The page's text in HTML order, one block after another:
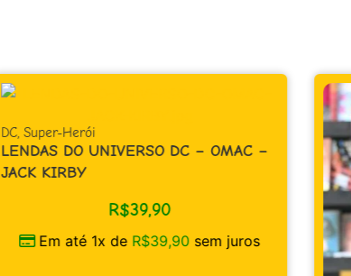
DC, Super-Herói
LENDAS DO UNIVERSO DC – OMAC –
JACK KIRBY
R$39,90
Em até 1x de R$39,90sem juros